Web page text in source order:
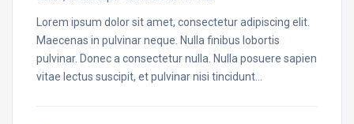
Lorem ipsum dolor sit amet, consectetur adipiscing elit.
Maecenas in pulvinar neque. Nulla finibus lobortis
pulvinar. Donec a consectetur nulla. Nulla posuere sapien
vitae lectus suscipit, et pulvinar nisi tincidunt…